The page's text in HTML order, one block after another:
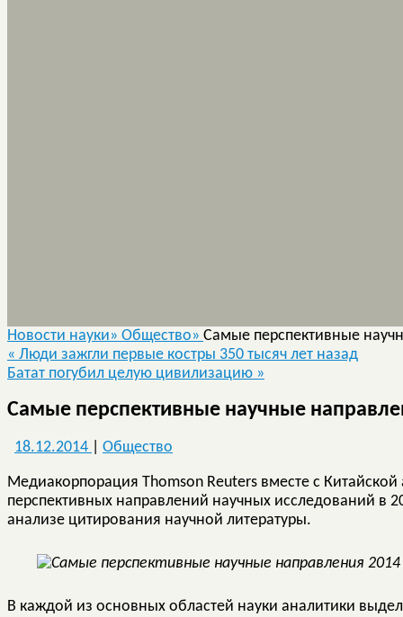
Новости науки» Общество» Самые перспективные
« Люди зажгли первые костры 350 тысяч лет назад
Батат погубил целую цивилизацию »
Самые перспективные научные
18.12.2014 Общество
Медиакорпорация Thomson Reuters вместе с
перспективных направлений научных исследований в
анализе цитирования научной литературы.
В каждой из основных областей науки аналитики